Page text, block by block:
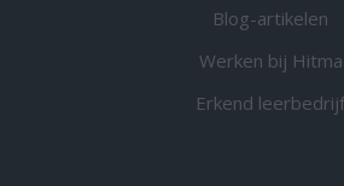
Blog-artikelen
Werken bij Hitma
Erkend leerbedrijf